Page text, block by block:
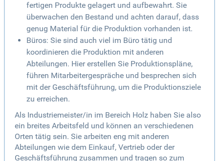
fertigen Produkte gelagert und aufbewahrt. Sie
überwachen den Bestand und achten darauf, dass
genug Material für die Produktion vorhanden ist.
Büros: Sie sind auch viel im Büro tätig und
koordinieren die Produktion mit anderen
Abteilungen. Hier erstellen Sie Produktionspläne,
führen Mitarbeitergespräche und besprechen sich
mit der Geschäftsführung, um die Produktionsziele
zu erreichen.
Als Industriemeister/in im Bereich Holz haben Sie also
ein breites Arbeitsfeld und können an verschiedenen
Orten tätig sein. Sie arbeiten eng mit anderen
Abteilungen wie dem Einkauf, Vertrieb oder der
Geschäftsführung zusammen und tragen so zum